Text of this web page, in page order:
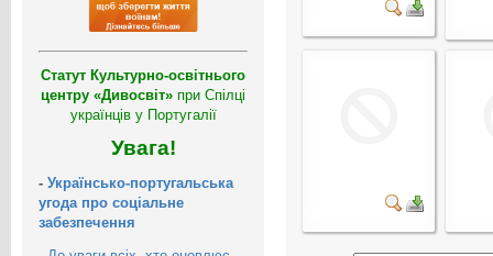
Статут Культурно-освітнього
центру «Дивосвіт» при Спілці
українців у Португалії
Увага!
- Українсько-португальська
угода про соціальне
забезпечення